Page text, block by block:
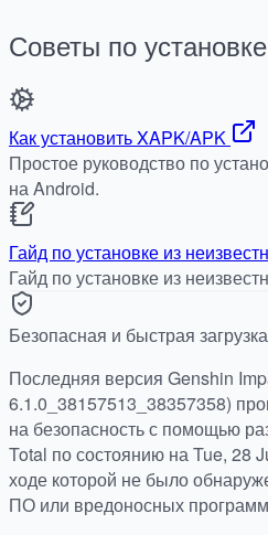
Советы по установке
Как установить XAPK/APK
Простое руководство по
на Android.
Гайд по установке из
Гайд по установке из
Безопасная и быстрая
Последняя версия Genshin
6.1.0_38157513_38357358)
на безопасность с помощью
Total по состоянию на Tue, 28
ходе которой не было
ПО или вредоносных